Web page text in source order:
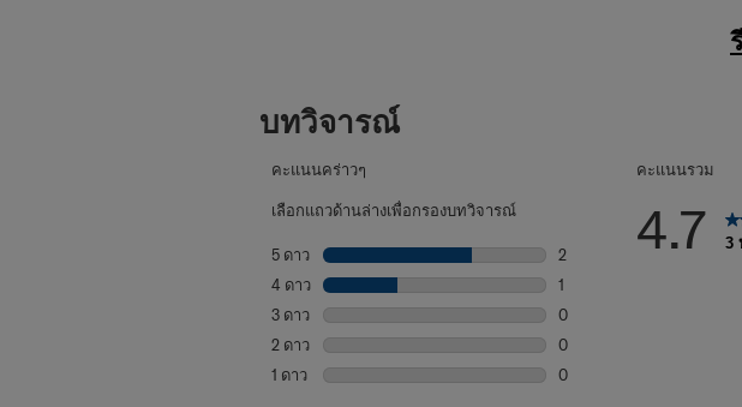
บทวิจารณ์
คะแนนคร่าวๆ
เลือกแถวด้านล่างเพื่อกรองบทวิจารณ์
5 ดาวดาว
2
บทวิจารณ์2 บทที่มี 5 ดาว
4 ดาวดาว
1
บทวิจารณ์1 บทที่มี 4 ดาว
3 ดาวดาว
0
บทวิจารณ์0 บทที่มี 3 ดาว
2 ดาวดาว
0
บทวิจารณ์0 บทที่มี 2 ดาว
1 ดาวดาว
0
คะแนนรวม
4.7 3